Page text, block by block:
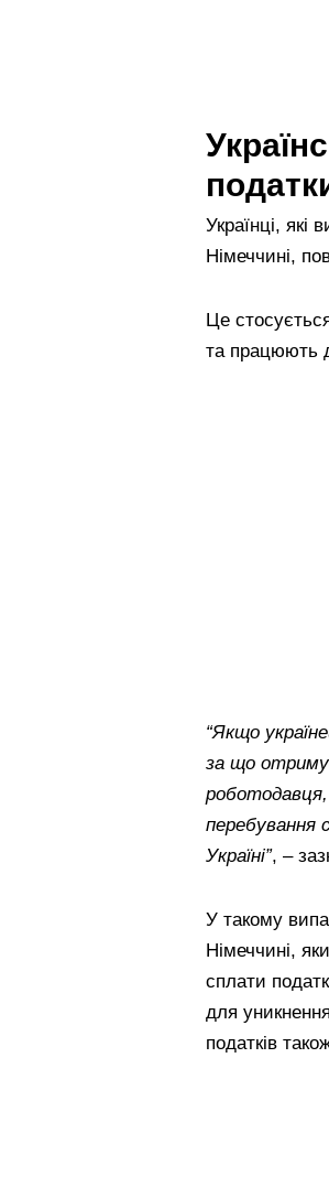
Українці, які
Німеччині,
Це
та працюють
“Якщо
за що
перебування
Україні”, –
У такому
Німеччині,
сплати
для
податків